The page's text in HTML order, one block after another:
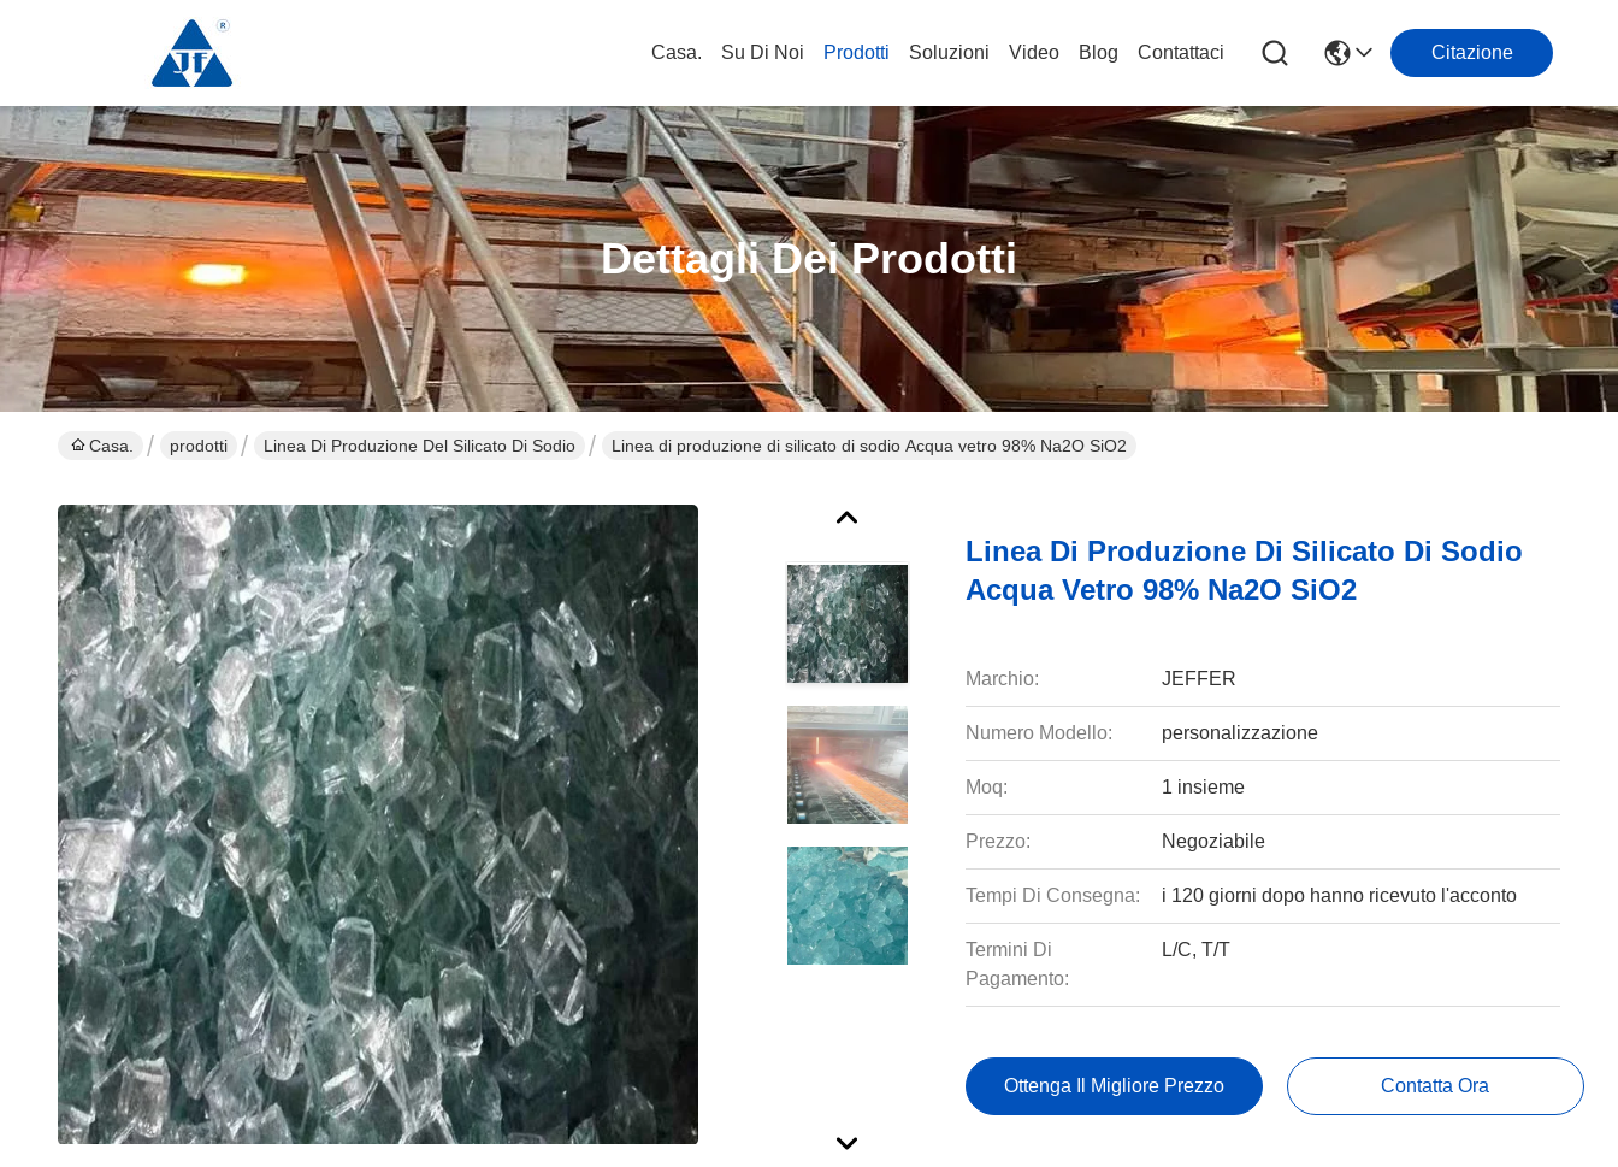
Casa. Su Di Noi Prodotti Soluzioni Video Blog Contattaci Citazione
Dettagli Dei Prodotti
Casa. prodotti Linea Di Produzione Del Silicato Di Sodio Linea di produzione di silicato di sodio Acqua vetro 98% Na2O SiO2
Linea Di Produzione Di Silicato Di Sodio
Acqua Vetro 98% Na2O SiO2
Marchio: JEFFER
Numero Modello: personalizzazione
Moq: 1 insieme
Prezzo: Negoziabile
Tempi Di Consegna: i 120 giorni dopo hanno ricevuto l'acconto
Termini Di
Pagamento:
L/C, T/T
Ottenga Il Migliore Prezzo Contatta Ora